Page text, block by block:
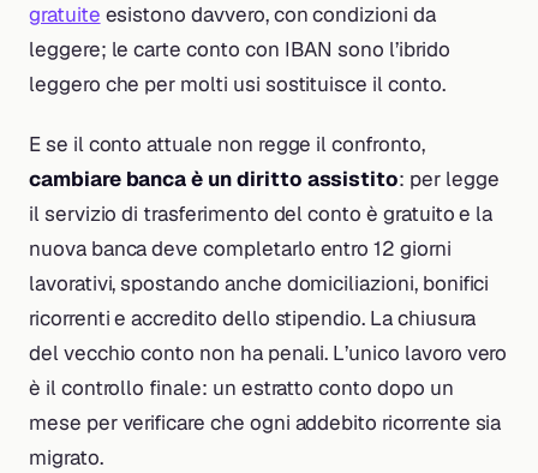
gratuite esistono davvero, con condizioni da
leggere; le carte conto con IBAN sono l’ibrido
leggero che per molti usi sostituisce il conto.
E se il conto attuale non regge il confronto,
cambiare banca è un diritto assistito: per legge
il servizio di trasferimento del conto è gratuito e la
nuova banca deve completarlo entro 12 giorni
lavorativi, spostando anche domiciliazioni, bonifici
ricorrenti e accredito dello stipendio. La chiusura
del vecchio conto non ha penali. L’unico lavoro vero
è il controllo finale: un estratto conto dopo un
mese per verificare che ogni addebito ricorrente sia
migrato.